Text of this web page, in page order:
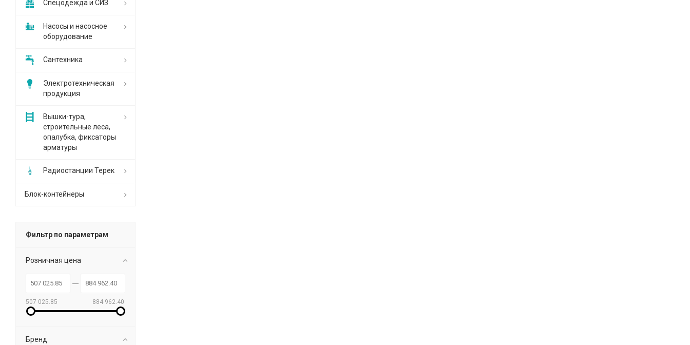
Спецодежда и СИЗ
Насосы и насосное
оборудование
Сантехника
Электротехническая
продукция
Вышки-тура,
строительные леса,
опалубка, фиксаторы
арматуры
Радиостанции Терек
Блок-контейнеры
Фильтр по параметрам
Розничная цена
507 025.85 884 962.40
Бренд